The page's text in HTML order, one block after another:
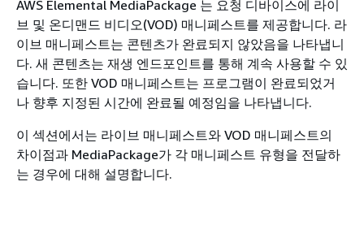
AWS Elemental MediaPackage 는 요청 디바이스에 라이
브 및 온디맨드 비디오(VOD) 매니페스트를 제공합니다. 라
이브 매니페스트는 콘텐츠가 완료되지 않았음을 나타냅니
다. 새 콘텐츠는 재생 엔드포인트를 통해 계속 사용할 수 있
습니다. 또한 VOD 매니페스트는 프로그램이 완료되었거
나 향후 지정된 시간에 완료될 예정임을 나타냅니다.
이 섹션에서는 라이브 매니페스트와 VOD 매니페스트의
차이점과 MediaPackage가 각 매니페스트 유형을 전달하
는 경우에 대해 설명합니다.